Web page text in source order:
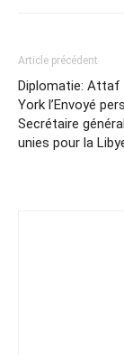
Article précédent
Diplomatie: Attaf
York l’Envoyé
Secrétaire
unies pour la Libye